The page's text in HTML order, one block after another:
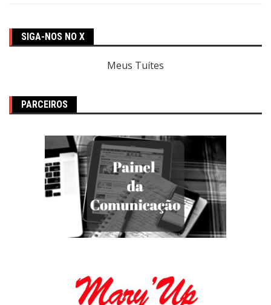
SIGA-NOS NO X
Meus Tuítes
PARCEIROS